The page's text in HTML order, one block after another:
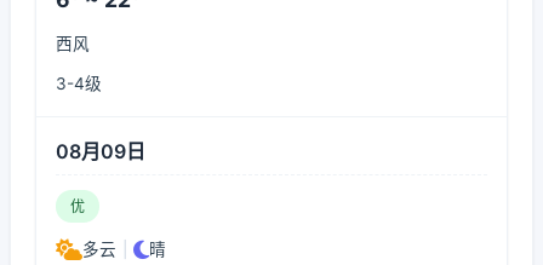
西风
3-4级
08月09日
优
多云 晴